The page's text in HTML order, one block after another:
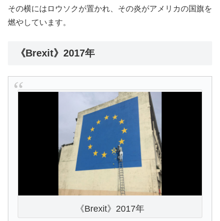
その横にはロウソクが置かれ、その炎がアメリカの国旗を
燃やしています。
《Brexit》2017年
《Brexit》2017年